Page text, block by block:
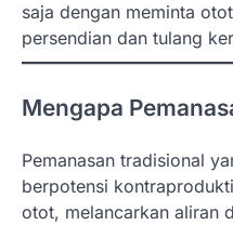
saja dengan meminta
persendian dan tulang
Mengapa
Pemanasan tradisional
berpotensi
otot, melancarkan aliran